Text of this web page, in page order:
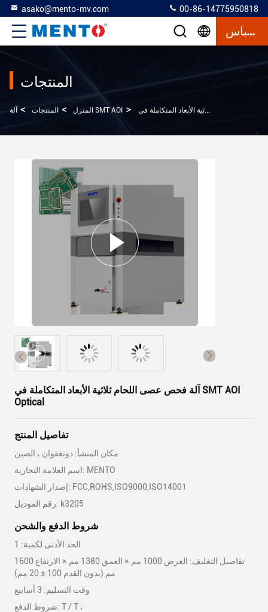
asako@mento-mv.com 00-86-14775950818
إقتباس
المنتجات
المنزل > المنتجات > آلة SMT AOI >
آلة فحص عصى اللحام ثلاثية الأبعاد المتكاملة في SMT AOI
Optical
تفاصيل المنتج
مكان المنشأ: دونغقوان ، الصين
اسم العلامة التجارية: MENTO
إصدار الشهادات: FCC,ROHS,ISO9000,ISO14001
رقم الموديل: k3205
شروط الدفع والشحن
الحد الأدنى لكمية: 1
تفاصيل التغليف: العرض 1000 مم × العمق 1380 مم × الارتفاع 1600
مم (بدون القدم 100 ± 20 مم)
وقت التسليم: 3 أسابيع
شروط الدفع: T / T ،